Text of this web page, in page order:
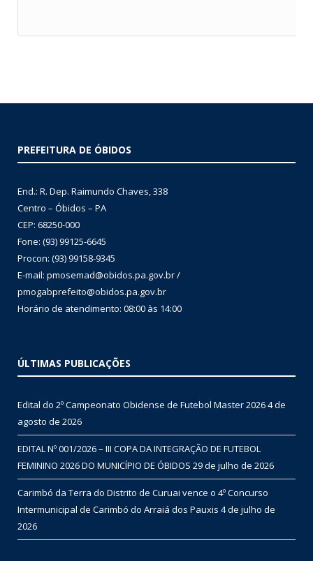
PREFEITURA DE ÓBIDOS
End.: R. Dep. Raimundo Chaves, 338
Centro – Óbidos – PA
CEP: 68250-000
Fone: (93) 99125-6645
Procon: (93) 99158-9345
E-mail: pmosemad@obidos.pa.gov.br /
pmogabprefeito@obidos.pa.gov.br
Horário de atendimento: 08:00 às 14:00
ÚLTIMAS PUBLICAÇÕES
Edital do 2º Campeonato Obidense de Futebol Master 20264 de
agosto de 2026
EDITAL Nº 001/2026 – III COPA DA INTEGRAÇÃO DE FUTEBOL
FEMININO 2026 DO MUNICÍPIO DE ÓBIDOS 29 de julho de 2026
Carimbó da Terra do Distrito de Curuai vence o 4º Concurso
Intermunicipal de Carimbó do Arraiá dos Pauxis 4 de julho de
2026